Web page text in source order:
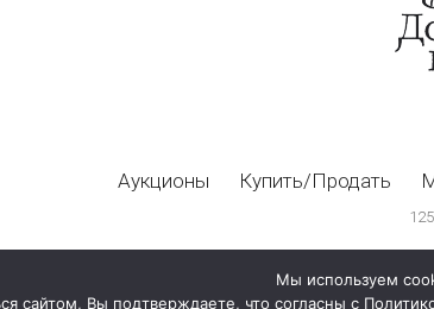
Аукционы Купить/Продать
Мы используем
сайтом, Вы подтверждаете, что согласны с